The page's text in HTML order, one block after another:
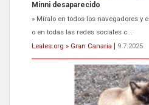
Minni desaparecido
» Míralo en todos los navegadores y
o en todas las redes sociales c...
Leales.org » Gran Canaria
9.7.2025